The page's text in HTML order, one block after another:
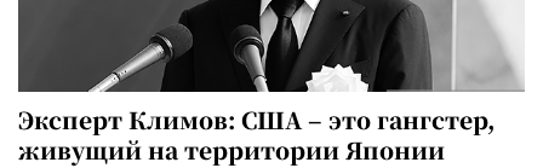
Эксперт Климов: США – это гангстер,
живущий на территории Японии